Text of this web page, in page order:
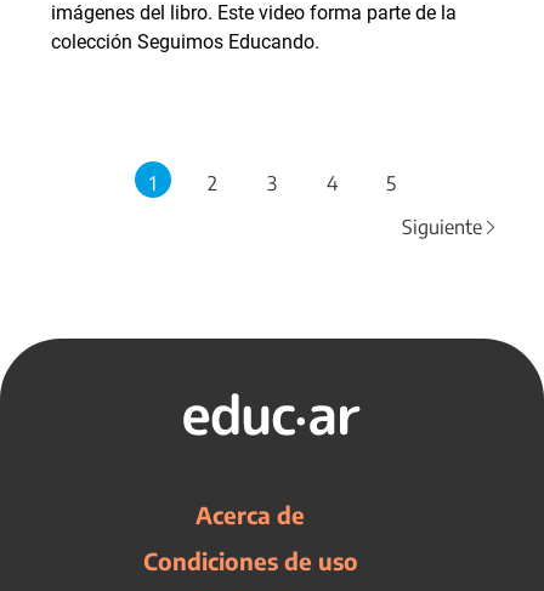
imágenes del libro. Este video forma parte de la
colección Seguimos Educando.
1 2 3 4
5
Siguiente
Acerca de
Condiciones de uso